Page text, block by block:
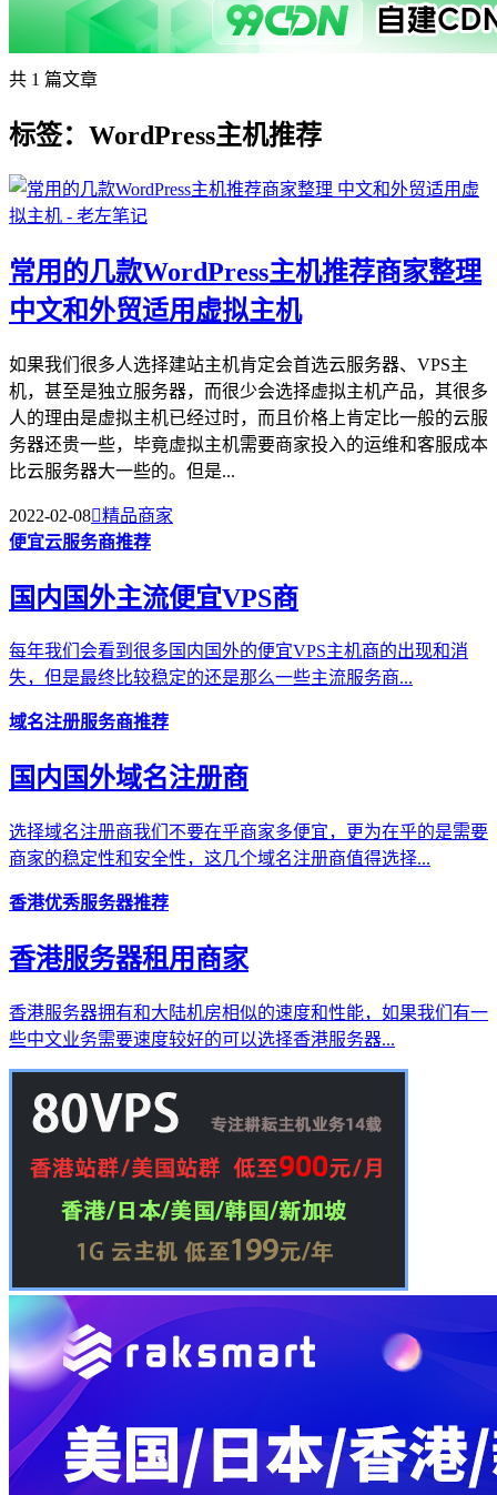
共 1 篇文章
标签：WordPress主机推荐
常用的几款WordPress主机推荐商家整理
中文和外贸适用虚拟主机
如果我们很多人选择建站主机肯定会首选云服务器、VPS主
机，甚至是独立服务器，而很少会选择虚拟主机产品，其很多
人的理由是虚拟主机已经过时，而且价格上肯定比一般的云服
务器还贵一些，毕竟虚拟主机需要商家投入的运维和客服成本
比云服务器大一些的。但是...
2022-02-08精品商家
便宜云服务商推荐
国内国外主流便宜VPS商
每年我们会看到很多国内国外的便宜VPS主机商的出现和消
失，但是最终比较稳定的还是那么一些主流服务商...
域名注册服务商推荐
国内国外域名注册商
选择域名注册商我们不要在乎商家多便宜，更为在乎的是需要
商家的稳定性和安全性，这几个域名注册商值得选择...
香港优秀服务器推荐
香港服务器租用商家
香港服务器拥有和大陆机房相似的速度和性能，如果我们有一
些中文业务需要速度较好的可以选择香港服务器...